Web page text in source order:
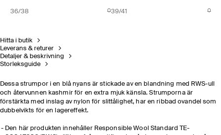
36/38 39/41
Hitta i butik
Leverans & returer
Detaljer & beskrivning
Storleksguide
Dessa strumpor i en blå nyans är stickade av en blandning med RWS-ull
och återvunnen kashmir för en extra mjuk känsla. Strumporna är
förstärkta med inslag av nylon för slittålighet, har en ribbad ovandel som
dubbelvikts för en lagereffekt.
Den här produkten innehåller Responsible Wool Standard TE-